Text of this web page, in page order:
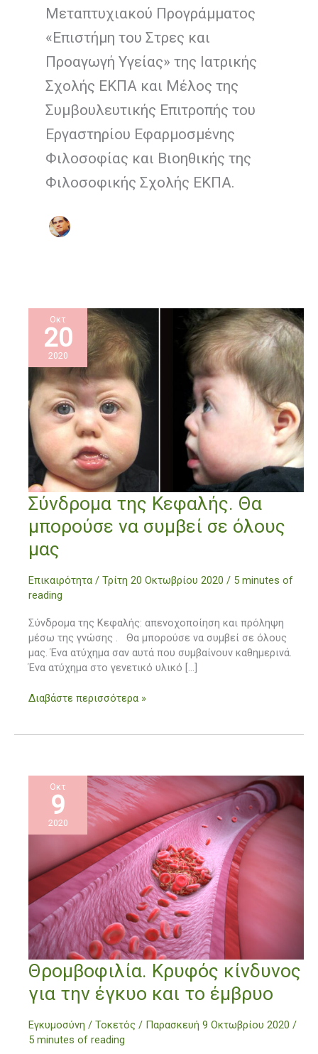
Μεταπτυχιακού Προγράμματος
«Επιστήμη του Στρες και
Προαγωγή Υγείας» της Ιατρικής
Σχολής ΕΚΠΑ και Μέλος της
Συμβουλευτικής Επιτροπής του
Εργαστηρίου Εφαρμοσμένης
Φιλοσοφίας και Βιοηθικής της
Φιλοσοφικής Σχολής ΕΚΠΑ.
Οκτ
20
2020
Σύνδρομα της Κεφαλής. Θα
μπορούσε να συμβεί σε όλους
μας
Επικαιρότητα / Τρίτη 20 Οκτωβρίου 2020 / 5 minutes of
reading
Σύνδρομα της Κεφαλής: απενοχοποίηση και πρόληψη
μέσω της γνώσης . Θα μπορούσε να συμβεί σε όλους
μας. Ένα ατύχημα σαν αυτά που συμβαίνουν καθημερινά.
Ένα ατύχημα στο γενετικό υλικό […]
Σύνδρομα
της
Κεφαλής.
Θα
μπορούσε
να
συμβεί
σε
όλους
μας
Διαβάστε περισσότερα »
Οκτ
9
2020
Θρομβοφιλία. Kρυφός κίνδυνος
για την έγκυο και το έμβρυο
Εγκυμοσύνη / Τοκετός / Παρασκευή 9 Οκτωβρίου 2020 /
5 minutes of reading
Θρομβοφιλία.
Kρυφός
κίνδυνος
την
έγκυο